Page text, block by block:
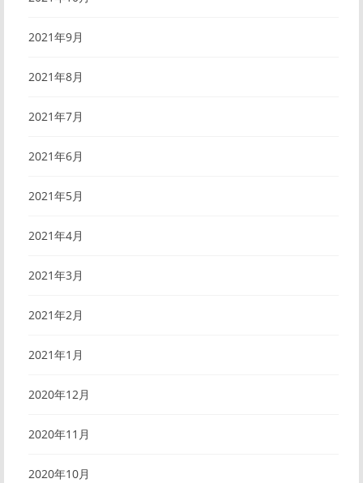
2021年9月
2021年8月
2021年7月
2021年6月
2021年5月
2021年4月
2021年3月
2021年2月
2021年1月
2020年12月
2020年11月
2020年10月